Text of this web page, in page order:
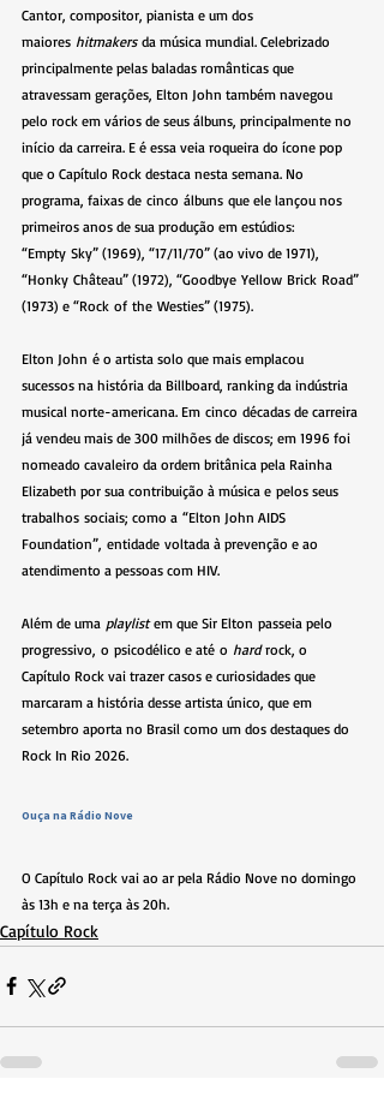
Cantor, compositor, pianista e um dos
maiores hitmakers da música mundial. Celebrizado
principalmente pelas baladas românticas que
atravessam gerações, Elton John também navegou
pelo rock em vários de seus álbuns, principalmente no
início da carreira. E é essa veia roqueira do ícone pop
que o Capítulo Rock destaca nesta semana. No
programa, faixas de cinco álbuns que ele lançou nos
primeiros anos de sua produção em estúdios:
“Empty Sky” (1969), “17/11/70” (ao vivo de 1971),
“Honky Château” (1972), “Goodbye Yellow Brick Road”
(1973) e “Rock of the Westies” (1975).
Elton John é o artista solo que mais emplacou
sucessos na história da Billboard, ranking da indústria
musical norte-americana. Em cinco décadas de carreira
já vendeu mais de 300 milhões de discos; em 1996 foi
nomeado cavaleiro da ordem britânica pela Rainha
Elizabeth por sua contribuição à música e pelos seus
trabalhos sociais; como a “Elton John AIDS
Foundation”, entidade voltada à prevenção e ao
atendimento a pessoas com HIV.
Além de uma playlist em que Sir Elton passeia pelo
progressivo, o psicodélico e até o hard rock, o
Capítulo Rock vai trazer casos e curiosidades que
marcaram a história desse artista único, que em
setembro aporta no Brasil como um dos destaques do
Rock In Rio 2026.
Ouça na Rádio Nove
O Capítulo Rock vai ao ar pela Rádio Nove no domingo
às 13h e na terça às 20h.
Capítulo Rock